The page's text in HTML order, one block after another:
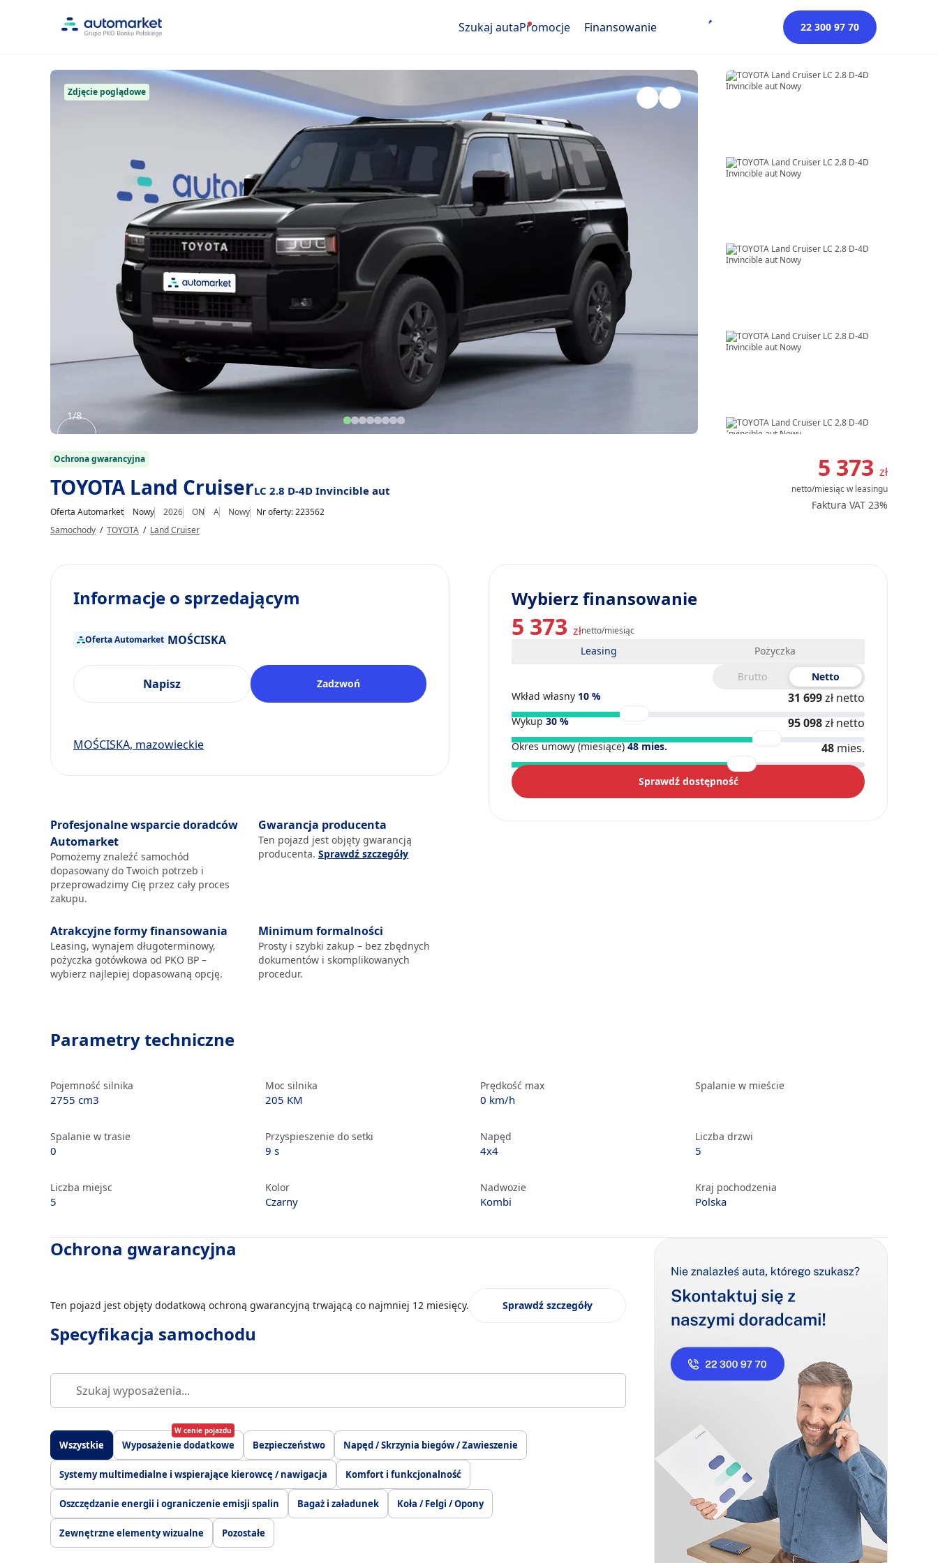
Szukaj autaPromocje Finansowanie 22 300 97 70
1
8
1/8
Zdjęcie poglądowe
Ochrona gwarancyjna
TOYOTA Land CruiserLC 2.8 D-4D Invincible aut
Oferta Automarket Nowy 2026 ON A Nowy Nr oferty: 223562
Samochody / TOYOTA / Land Cruiser
5 373 zł
netto/miesiącw leasingu
Faktura VAT 23%
Wybierz finansowanie
5 373 złnetto/miesiąc
Leasing
Pożyczka
Brutto
Netto
Wkład własny 10 % 31 699zł netto
Wykup30% 95 098zł netto
Okres umowy (miesiące)48mies. 48 mies.
Sprawdź dostępność
Profesjonalne wsparcie doradców
Automarket
Pomożemy znaleźć samochód
dopasowany do Twoich potrzeb i
przeprowadzimy Cię przez cały proces
zakupu.
Gwarancja producenta
Ten pojazd jest objęty gwarancją
producenta. Sprawdź szczegóły
Atrakcyjne formy finansowania
Leasing, wynajem długoterminowy,
pożyczka gotówkowa od PKO BP –
wybierz najlepiej dopasowaną opcję.
Minimum formalności
Prosty i szybki zakup – bez zbędnych
dokumentów i skomplikowanych
procedur.
Parametry techniczne
Pojemność silnika
2755 cm3
Moc silnika
205 KM
Prędkość max
0 km/h
Spalanie w mieście
Spalanie w trasie
0
Przyspieszenie do setki
9 s
Napęd
4x4
Liczba drzwi
5
Liczba miejsc
5
Kolor
Czarny
Nadwozie
Kombi
Kraj pochodzenia
Polska
Ochrona gwarancyjna
Ten pojazd jest objęty dodatkową ochroną gwarancyjną trwającą co najmniej 12 miesięcy. Sprawdź szczegóły
Specyfikacja samochodu
Wszystkie Wyposażenie dodatkowe
W cenie pojazdu
Bezpieczeństwo Napęd / Skrzynia biegów / Zawieszenie
Systemy multimedialne i wspierające kierowcę / nawigacja Komfort i funkcjonalność
Oszczędzanie energii i ograniczenie emisji spalin Bagaż i załadunek Koła / Felgi / Opony
Zewnętrzne elementy wizualne Pozostałe
Informacje o sprzedającym
Oferta Automarket MOŚCISKA
Napisz Zadzwoń
MOŚCISKA, mazowieckie